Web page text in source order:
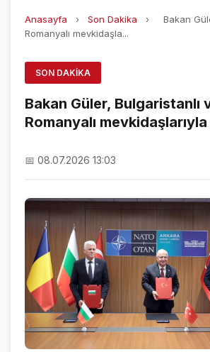
FENERBAHÇE
ÖZEL SAYFALAR
NAMAZ VAKİTLERİ
KRİPTO PARALAR
NÖBETÇİ ECZANELER
SON DAKİKA
SON DAKİKA HABERLERİ
VİDEO GALERİ
Anasayfa › Son Dakika ›
Bakan
Romanyalı mevkidaşla...
SON DAKIKA
Bakan Güler, Bulgaristanlı
Romanyalı
📅 08.07.2026 13:03